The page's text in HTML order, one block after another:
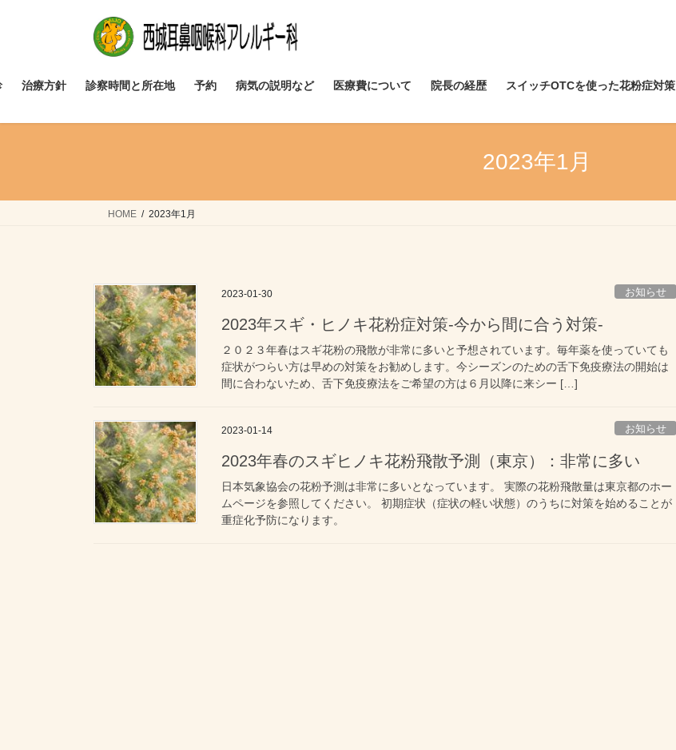
ツ
ス
シ
ン
治療方針 診察時間と所在地 予約 病気の説明など 医療費について 院長の経歴 スイッチOTCを使った花粉症対策
2023年1月
HOME 2023年1月
2023-01-30 お知らせ
2023年スギ・ヒノキ花粉症対策-今から間に合う対策-
２０２３年春はスギ花粉の飛散が非常に多いと予想されています。毎年薬を使っていても
症状がつらい方は早めの対策をお勧めします。今シーズンのための舌下免疫療法の開始は
間に合わないため、舌下免疫療法をご希望の方は６月以降に来シー […]
2023-01-14 お知らせ
2023年春のスギヒノキ花粉飛散予測（東京）：非常に多い
日本気象協会の花粉予測は非常に多いとなっています。 実際の花粉飛散量は東京都のホー
ムページを参照してください。 初期症状（症状の軽い状態）のうちに対策を始めることが
重症化予防になります。